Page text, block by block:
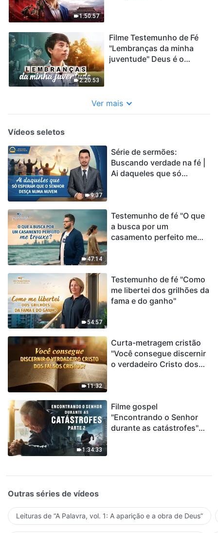
1:50:57
2:20:53
Filme Testemunho de Fé
"Lembranças da minha
juventude" Deus é o
Ver mais
Vídeos seletos
9:37
Série de sermões:
Buscando verdade na fé |
Ai daqueles que só
47:14
Testemunho de fé "O que
a busca por um
casamento perfeito me
54:57
Testemunho de fé "Como
me libertei dos grilhões da
fama e do ganho"
11:32
Curta-metragem cristão
"Você consegue discernir
o verdadeiro Cristo dos
1:34:33
Filme gospel
"Encontrando o Senhor
durante as catástrofes"
encontrou uma maneira
de sobreviver?
Outras séries de vídeos
Leituras de “A Palavra, vol. 1: A aparição e a obra de Deus”